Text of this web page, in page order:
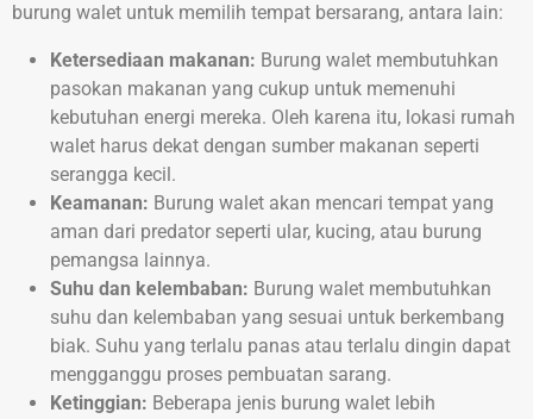
burung walet untuk memilih tempat bersarang, antara lain:
Ketersediaan makanan: Burung walet membutuhkan
pasokan makanan yang cukup untuk memenuhi
kebutuhan energi mereka. Oleh karena itu, lokasi rumah
walet harus dekat dengan sumber makanan seperti
serangga kecil.
Keamanan: Burung walet akan mencari tempat yang
aman dari predator seperti ular, kucing, atau burung
pemangsa lainnya.
Suhu dan kelembaban: Burung walet membutuhkan
suhu dan kelembaban yang sesuai untuk berkembang
biak. Suhu yang terlalu panas atau terlalu dingin dapat
mengganggu proses pembuatan sarang.
Ketinggian: Beberapa jenis burung walet lebih